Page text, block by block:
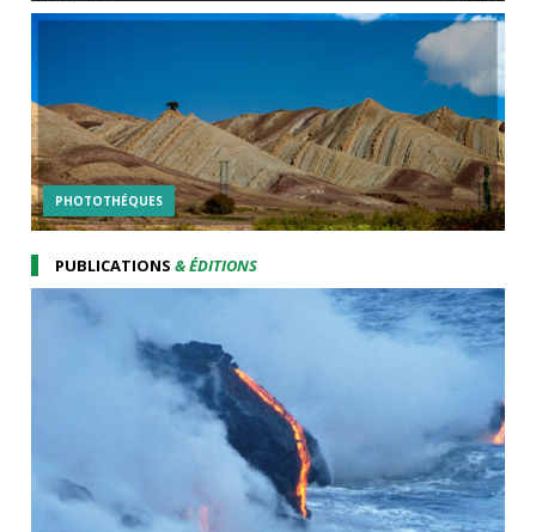
PHOTOTHÉQUES
PUBLICATIONS& ÉDITIONS